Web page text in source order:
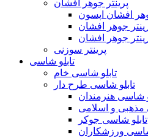
پرینتر جوهر افشان
افشان اپسون
پرینتر سوزنی
تابلو شاسی
تابلو شاسی خام
تابلو شاسی طرح دار
شاسی هنرمندان
مذهبی و اسلامی
تابلو شاسی جوکر
شاسی ورزشکاران